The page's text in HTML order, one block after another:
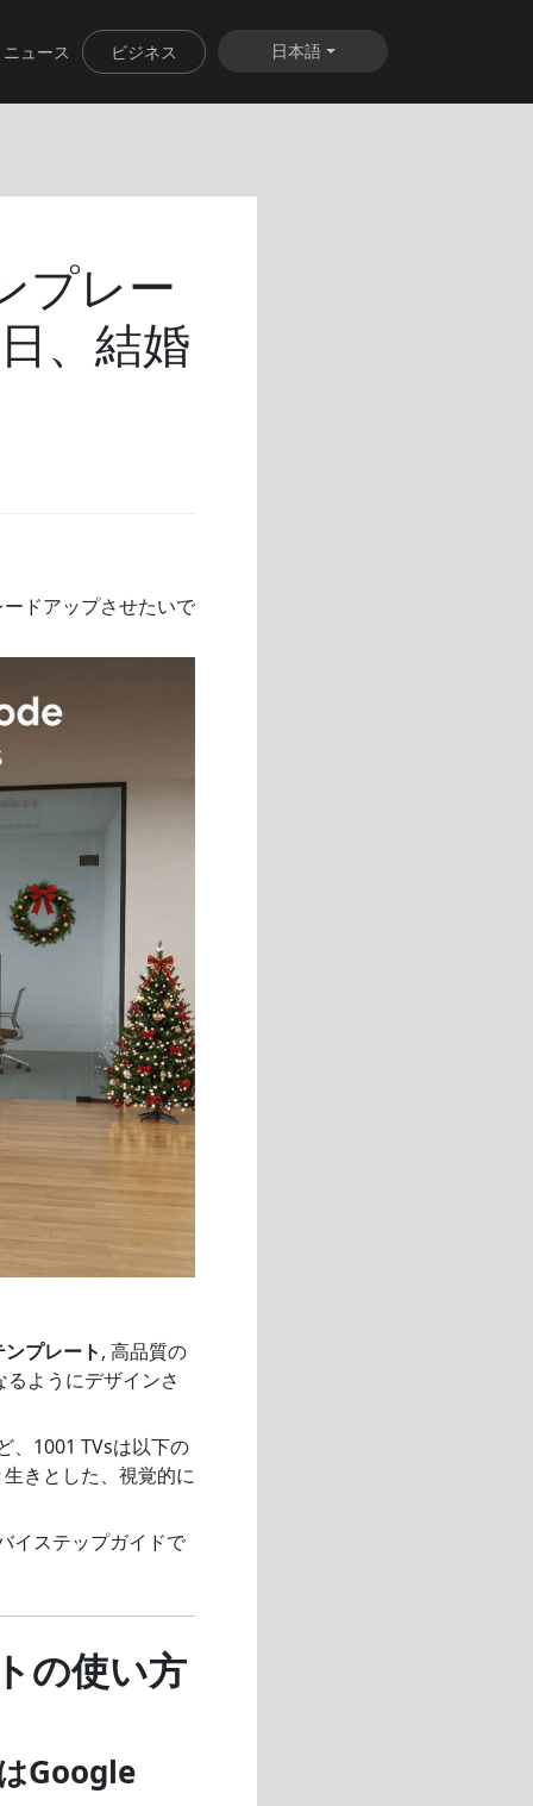
ニュース ビジネス 日本語
プレー
、結婚
ドアップさせたいで
プレート, 高品質の
ようにデザインさ
、1001 TVsは以下の
きとした、視覚的に
イステップガイドで
の使い方
Google